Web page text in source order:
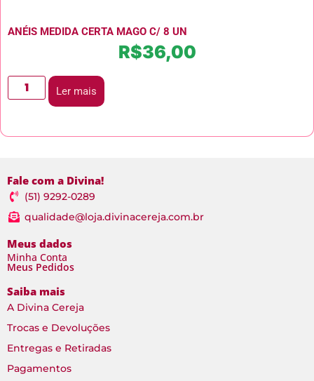
ANÉIS MEDIDA CERTA MAGO C/ 8 UN
R$36,00
Ler mais
Fale com a Divina!
(51) 9292-0289
qualidade@loja.divinacereja.com.br
Meus dados
Minha Conta
Meus Pedidos
Saiba mais
A Divina Cereja
Trocas e Devoluções
Entregas e Retiradas
Pagamentos